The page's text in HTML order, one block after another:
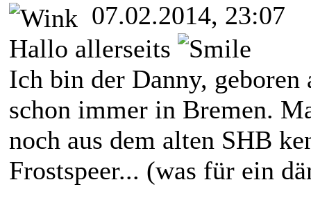
07.02.2014, 23:07
Hallo allerseits
Ich bin der Danny,
schon immer in Bremen.
noch aus dem alten SHB
Frostspeer... (was für ein